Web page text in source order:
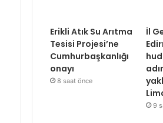
Erikli Atık Su Arıtma
Tesisi Projesi’ne
Cumhurbaşkanlığı
onayı
8 saat önce
İl
9